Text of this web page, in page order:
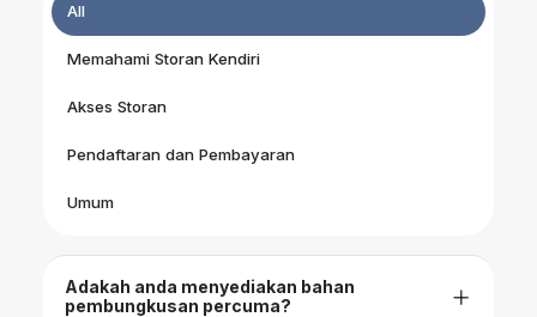
All
Memahami Storan Kendiri
Akses Storan
Pendaftaran dan Pembayaran
Umum
Adakah anda menyediakan bahan
pembungkusan percuma?